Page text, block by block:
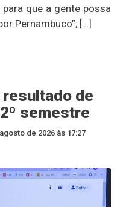
que a gente possa
Pernambuco”, […]
de
semestre
de 2026 às 17:27